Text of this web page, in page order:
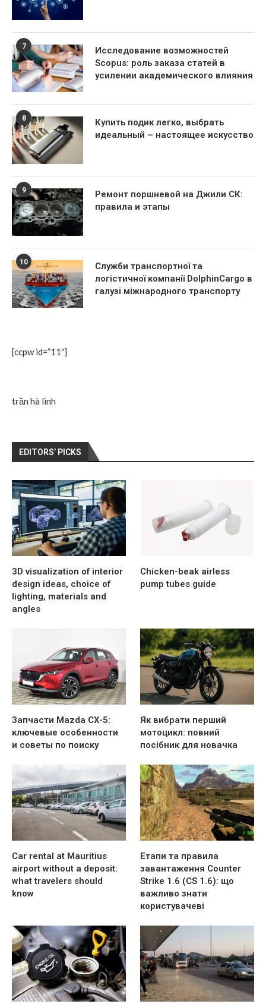
[ccpw id=”11″]
trần hà linh
EDITORS’ PICKS
3D visualization of interior
design ideas, choice of
lighting, materials and
angles
Chicken-beak airless
pump tubes guide
Запчасти Mazda CX-5:
ключевые особенности
и советы по поиску
Як вибрати перший
мотоцикл: повний
посібник для новачка
Car rental at Mauritius
airport without a deposit:
what travelers should
know
Етапи та правила
завантаження Counter
Strike 1.6 (CS 1.6): що
важливо знати
користувачеві
7
Исследование возможностей
Scopus: роль заказа статей в
усилении академического влияния
8
Купить подик легко, выбрать
идеальный – настоящее искусство
9
Ремонт поршневой на Джили СК:
правила и этапы
10
Служби транспортної та
логістичної компанії DolphinCargo в
галузі міжнародного транспорту